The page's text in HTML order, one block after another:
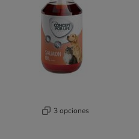
3 opciones